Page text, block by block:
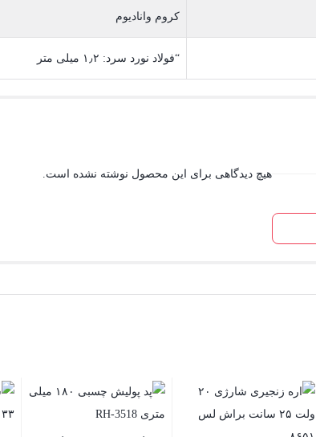
کروم وانادیوم
“فولاد نورد سرد: ۱٫۲ میلی متر
هیچ دیدگاهی برای این محصول نوشته نشده است.